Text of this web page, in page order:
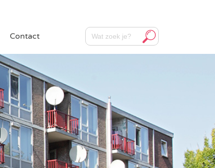
Contact
Zoek
naar:
Zoekknop